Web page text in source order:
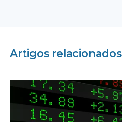
Artigos relacionados